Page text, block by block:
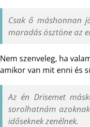
Csak ő máshonnan
maradás ösztöne az
Nem szenveleg, ha
amikor van mit enni és
Az én Drisemet
sorolhatnám
időseknek zenélnek.